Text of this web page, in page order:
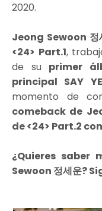
2020.
Jeong Sewoon
<24> Part.1,
de su primer
principal SAY
momento de
comeback de
de <24> Part.2
¿Quieres saber
Sewoon 정세운?